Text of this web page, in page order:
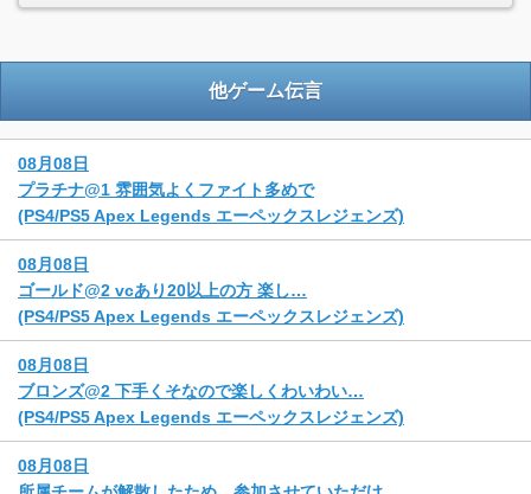
他ゲーム伝言
08月08日
プラチナ@1 雰囲気よくファイト多めで
(PS4/PS5 Apex Legends エーペックスレジェンズ)
08月08日
ゴールド@2 vcあり20以上の方 楽し…
(PS4/PS5 Apex Legends エーペックスレジェンズ)
08月08日
ブロンズ@2 下手くそなので楽しくわいわい…
(PS4/PS5 Apex Legends エーペックスレジェンズ)
08月08日